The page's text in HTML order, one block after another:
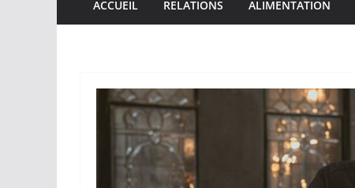
ACCUEIL RELATIONS ALIMENTATION